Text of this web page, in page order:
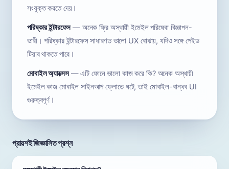
সংযুক্ত করতে দেয়।
পরিষ্কার ইন্টারফেস— অনেক ফ্রি অস্থায়ী ইমেইল পরিষেবা বিজ্ঞাপন-
ভারী। পরিষ্কার ইন্টারফেস সাধারণত ভালো UX বোঝায়, যদিও সঙ্গে পেইড
টিয়ার থাকতে পারে।
মোবাইল অ্যাক্সেস— এটি ফোনে ভালো কাজ করে কি? অনেক অস্থায়ী
ইমেইল কাজ মোবাইল সাইনআপ ফ্লোতে ঘটে, তাই মোবাইল-বান্ধব UI
গুরুত্বপূর্ণ।
প্রায়শই জিজ্ঞাসিত প্রশ্ন